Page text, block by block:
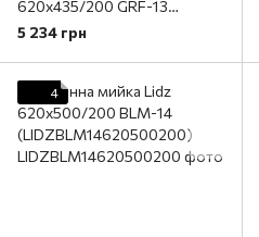
620x435/200 GRF-13
(LIDZGRF13620435200)
5 234 грн
4